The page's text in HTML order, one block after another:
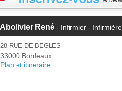
Abolivier René - Infirmier - Infirmière
28 RUE DE BEGLES
33000 Bordeaux
Plan et itinéraire